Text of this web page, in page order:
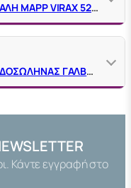
ΦΛΟΓΙΣΤΡΟ PRO MAPP ΜΕ ΦΙΑΛΗ MAPP VIRAX 521735
ΤΑΠΟΝΙ ΕΚΧΕΙΛΩΣΗΣ ΜΟΛΥΒΔΟΣΩΛΗΝΑΣ ΓΑΛΒΑΝΙΖΕ
Κάντε εγγραφή στο